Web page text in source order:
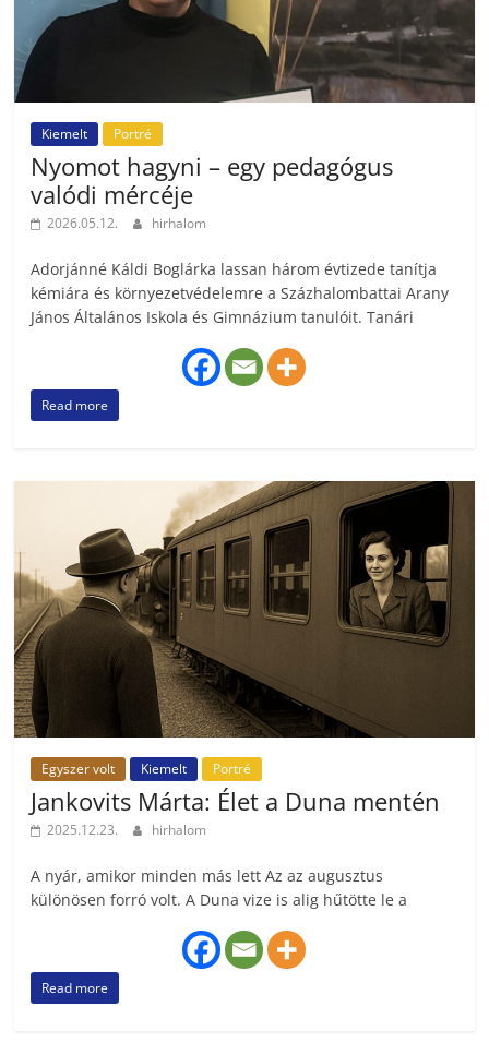
Kiemelt Portré
Nyomot hagyni – egy pedagógus
valódi mércéje
2026.05.12. hirhalom
Adorjánné Káldi Boglárka lassan három évtizede tanítja
kémiára és környezetvédelemre a Százhalombattai Arany
János Általános Iskola és Gimnázium tanulóit. Tanári
Read more
Egyszer volt Kiemelt Portré
Jankovits Márta: Élet a Duna mentén
2025.12.23. hirhalom
A nyár, amikor minden más lett Az az augusztus
különösen forró volt. A Duna vize is alig hűtötte le a
Read more